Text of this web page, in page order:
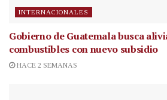
INTERNACIONALES
Gobierno de Guatemala busca
combustibles con nuevo subsidio
HACE 2 SEMANAS